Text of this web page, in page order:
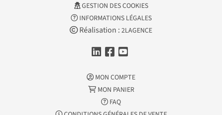
GESTION DES COOKIES
INFORMATIONS LÉGALES
Réalisation : 2LAGENCE
MON COMPTE
MON PANIER
FAQ